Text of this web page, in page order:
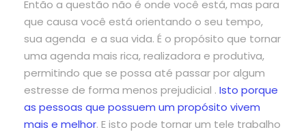
Então a questão não é onde você está, mas para
que causa você está orientando o seu tempo,
sua agenda e a sua vida. É o propósito que tornar
uma agenda mais rica, realizadora e produtiva,
permitindo que se possa até passar por algum
estresse de forma menos prejudicial . Isto porque
as pessoas que possuem um propósito vivem
mais e melhor. E isto pode tornar um tele trabalho